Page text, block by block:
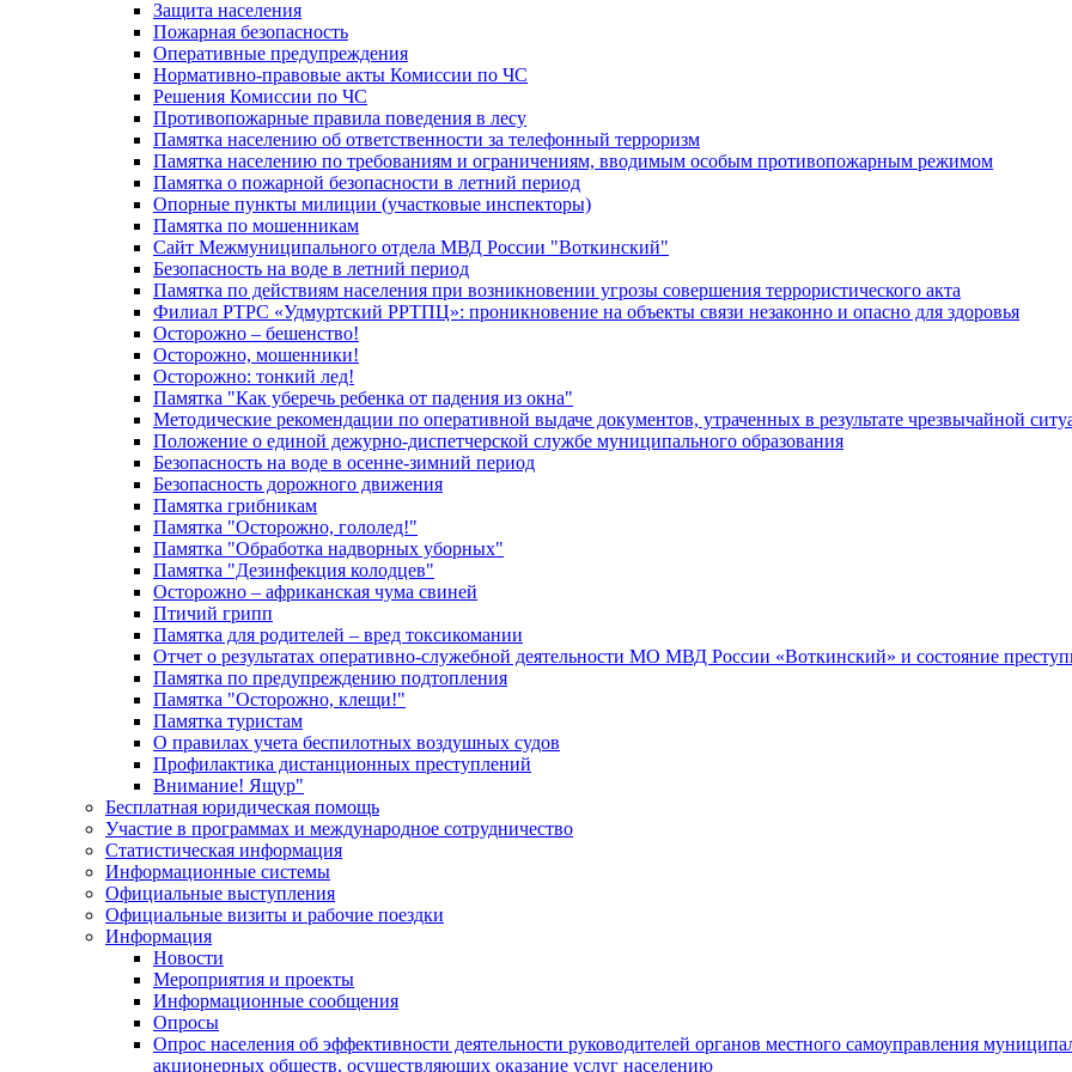
Защита населения
Пожарная безопасность
Оперативные предупреждения
Нормативно-правовые акты Комиссии по ЧС
Решения Комиссии по ЧС
Противопожарные правила поведения в лесу
Памятка населению об ответственности за телефонный терроризм
Памятка населению по требованиям и ограничениям, вводимым особым противопожарным режимом
Памятка о пожарной безопасности в летний период
Опорные пункты милиции (участковые инспекторы)
Памятка по мошенникам
Сайт Межмуниципального отдела МВД России "Воткинский"
Безопасность на воде в летний период
Памятка по действиям населения при возникновении угрозы совершения террористического акта
Филиал РТРС «Удмуртский РРТПЦ»: проникновение на объекты связи незаконно и опасно для здоровья
Осторожно – бешенство!
Осторожно, мошенники!
Осторожно: тонкий лед!
Памятка "Как уберечь ребенка от падения из окна"
Методические рекомендации по оперативной выдаче документов, утраченных в результате чрезвычайной
Положение о единой дежурно-диспетчерской службе муниципального образования
Безопасность на воде в осенне-зимний период
Безопасность дорожного движения
Памятка грибникам
Памятка "Осторожно, гололед!"
Памятка "Обработка надворных уборных"
Памятка "Дезинфекция колодцев"
Осторожно – африканская чума свиней
Птичий грипп
Памятка для родителей – вред токсикомании
Отчет о результатах оперативно-служебной деятельности МО МВД России «Воткинский» и состояние
Памятка по предупреждению подтопления
Памятка "Осторожно, клещи!"
Памятка туристам
О правилах учета беспилотных воздушных судов
Профилактика дистанционных преступлений
Внимание! Ящур"
Бесплатная юридическая помощь
Участие в программах и международное сотрудничество
Статистическая информация
Информационные системы
Официальные выступления
Официальные визиты и рабочие поездки
Информация
Новости
Мероприятия и проекты
Информационные сообщения
Опросы
Опрос населения об эффективности деятельности руководителей органов местного самоуправления
акционерных обществ, осуществляющих оказание услуг населению